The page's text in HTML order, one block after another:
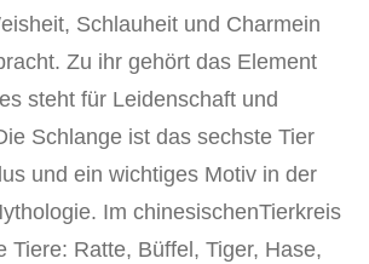
Schlauheit und Charmein
Zu ihr gehört das Element
steht für Leidenschaft und
Schlange ist das sechste Tier
und ein wichtiges Motiv in der
Im chinesischenTierkreis
Tiere: Ratte, Büffel, Tiger, Hase,